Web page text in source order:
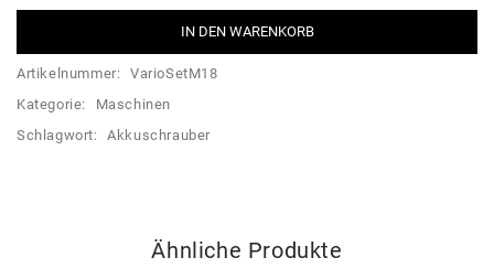
IN DEN WARENKORB
Artikelnummer: VarioSetM18
Kategorie:
Maschinen
Schlagwort:
Akkuschrauber
Ähnliche Produkte